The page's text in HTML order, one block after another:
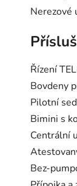
Nerezové
Řízení
Bovdeny
Pilotní
Bimini s
Centrální
Bez-